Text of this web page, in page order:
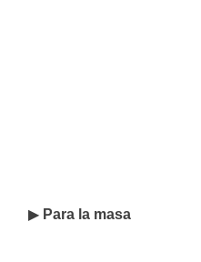
▶ Para la masa